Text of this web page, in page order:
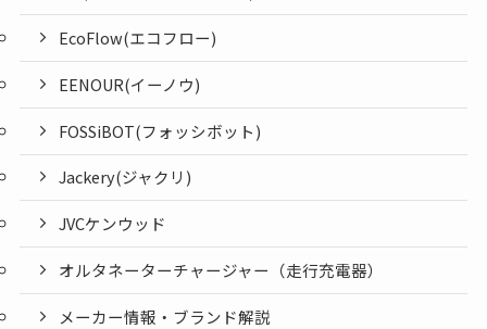
EcoFlow(エコフロー)
EENOUR(イーノウ)
FOSSiBOT(フォッシボット)
Jackery(ジャクリ)
JVCケンウッド
オルタネーターチャージャー（走行充電器）
メーカー情報・ブランド解説